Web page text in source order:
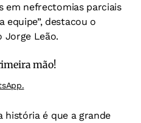
em nefrectomias parciais
equipe”, destacou o
Jorge Leão.
mão!
história é que a grande